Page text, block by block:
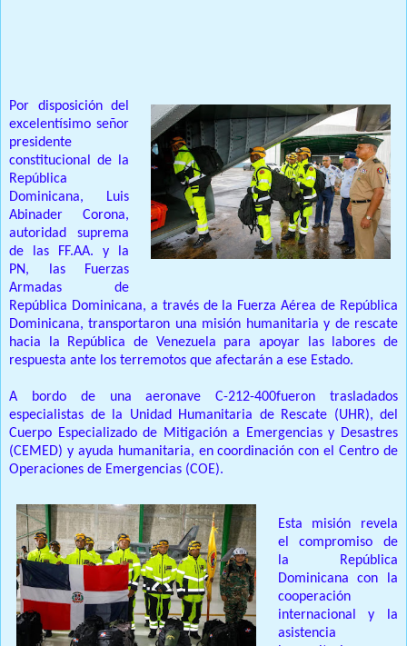
Por disposición del
excelentísimo señor
presidente
constitucional de la
República
Dominicana, Luis
Abinader Corona,
autoridad suprema
de las FF.AA. y la
PN, las Fuerzas
Armadas de
República Dominicana, a través de la Fuerza Aérea de República
Dominicana, transportaron una misión humanitaria y de rescate
hacia la República de Venezuela para apoyar las labores de
respuesta ante los terremotos que afectarán a ese Estado.
A bordo de una aeronave C-212-400fueron trasladados
especialistas de la Unidad Humanitaria de Rescate (UHR), del
Cuerpo Especializado de Mitigación a Emergencias y Desastres
(CEMED) y ayuda humanitaria, en coordinación con el Centro de
Operaciones de Emergencias (COE).
Esta misión revela
el compromiso de
la República
Dominicana con la
cooperación
internacional y la
asistencia